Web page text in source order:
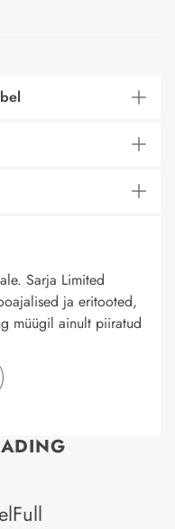
Sarja Limited
ja eritooted,
müügil ainult piiratud